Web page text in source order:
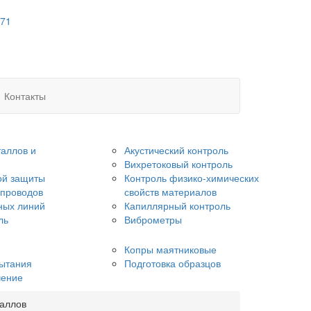
Контакты
и
Акустический контроль
Вихретоковый контроль
защиты
Контроль физико-химических
свойств материалов
линий
Капиллярный контроль
Виброметры
Копры маятниковые
Подготовка образцов